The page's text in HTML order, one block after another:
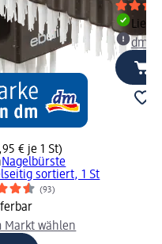
€ je 1 St)
Nagelbürste
sortiert, 1 St
(93)
Markt wählen
dm